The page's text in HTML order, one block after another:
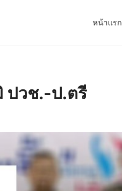
หน้าแรก
ปวช.-ป.ตรี